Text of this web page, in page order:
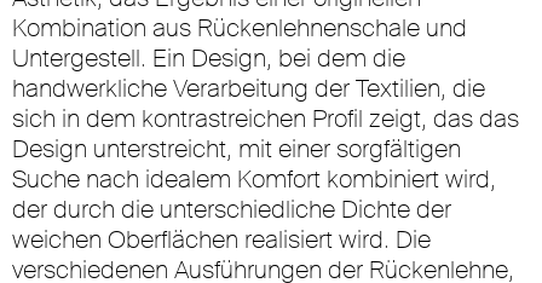
Kombination aus Rückenlehnenschale und
Untergestell. Ein Design, bei dem die
handwerkliche Verarbeitung der Textilien, die
sich in dem kontrastreichen Profil zeigt, das das
Design unterstreicht, mit einer sorgfältigen
Suche nach idealem Komfort kombiniert wird,
der durch die unterschiedliche Dichte der
weichen Oberflächen realisiert wird. Die
verschiedenen Ausführungen der Rückenlehne,